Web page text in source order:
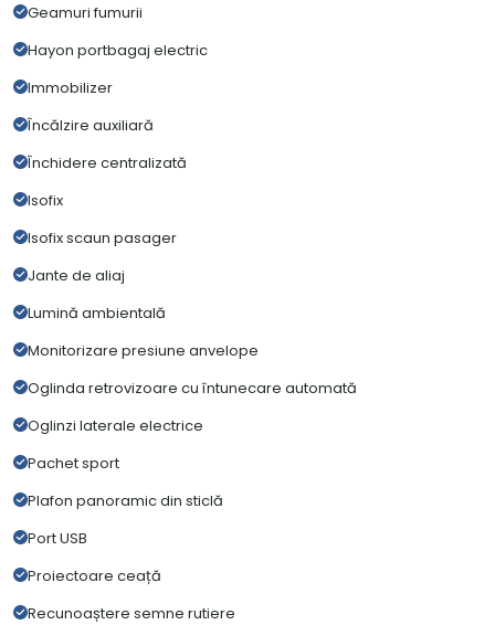
Geamuri fumurii
Hayon portbagaj electric
Immobilizer
Încălzire auxiliară
Închidere centralizată
Isofix
Isofix scaun pasager
Jante de aliaj
Lumină ambientală
Monitorizare presiune anvelope
Oglinda retrovizoare cu întunecare automată
Oglinzi laterale electrice
Pachet sport
Plafon panoramic din sticlă
Port USB
Proiectoare ceață
Recunoaștere semne rutiere